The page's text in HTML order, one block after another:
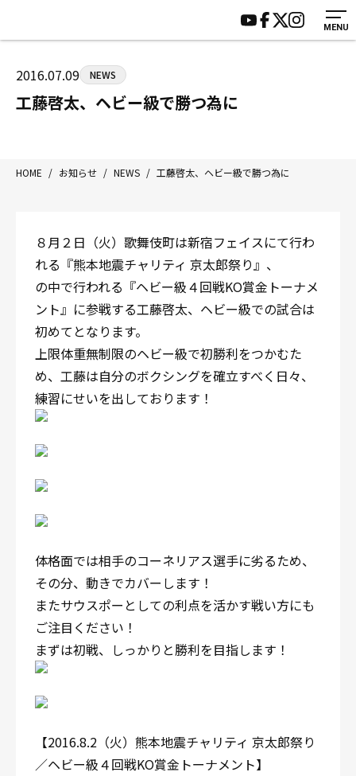
MENU
八王子中屋ボクシングジム
〒192-0072 東京都八王子市南町3-8 第2原嶋ビル1F
Tel/Fax：042-622-7222
営業時間：月〜土 14:00〜22:00 / 日・祝 14:00〜19:00
HOME
ジムについて
トレーニング
入会案内
施設紹介
会員様の声
サポーター募集
2016.07.09 NEWS
工藤啓太、ヘビー級で勝つ為に
HOME / お知らせ / NEWS / 工藤啓太、ヘビー級で勝つ為に
８月２日（火）歌舞伎町は新宿フェイスにて行わ
れる『熊本地震チャリティ 京太郎祭り』、
の中で行われる『ヘビー級４回戦KO賞金トーナメ
ント』に参戦する工藤啓太、ヘビー級での試合は
初めてとなります。
上限体重無制限のヘビー級で初勝利をつかむた
め、工藤は自分のボクシングを確立すべく日々、
練習にせいを出しております！
体格面では相手のコーネリアス選手に劣るため、
その分、動きでカバーします！
またサウスポーとしての利点を活かす戦い方にも
ご注目ください！
まずは初戦、しっかりと勝利を目指します！
【2016.8.2（火）熊本地震チャリティ 京太郎祭り
／ヘビー級４回戦KO賞金トーナメント】